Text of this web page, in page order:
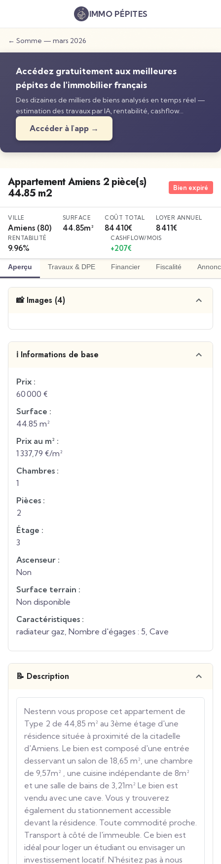
IMMOPÉPITES
← Somme — mars 2026
Accédez gratuitement aux meilleures
pépites de l'immobilier français
Des dizaines de milliers de biens analysés en temps réel —
estimation des travaux par IA, rentabilité, cashflow…
Accéder à l'app →
Appartement Amiens 2 pièce(s)
44.85 m2 Bien expiré
VILLE
Amiens (80)
SURFACE
44.85m²
COÛT TOTAL
84 410€
LOYER ANNUEL
8 411€
RENTABILITÉ
9.96%
CASHFLOW/MOIS
+207€
Aperçu Travaux & DPE Financier Fiscalité
📸 Images (4)
ℹ️ Informations de base
Prix :
60 000 €
Surface :
44.85 m²
Prix au m² :
1 337,79 €/m²
Chambres :
1
Pièces :
2
Étage :
3
Ascenseur :
Non
Surface terrain :
Non disponible
Caractéristiques :
radiateur gaz, Nombre d'égages : 5, Cave
📝 Description
Nestenn vous propose cet appartement de
Type 2 de 44,85 m² au 3ème étage d'une
résidence située à proximité de la citadelle
d'Amiens. Le bien est composé d'une entrée
desservant un salon de 18,65 m², une chambre
de 9,57m² , une cuisine indépendante de 8m²
et une salle de bains de 3,21m² Le bien est
vendu avec une cave. Vous y trouverez
également du stationnement accessible
devant la résidence. Toute commodité proche.
Transport à côté de l'immeuble. Ce bien est
idéal pour loger un étudiant ou envisager un
investissement locatif. N'hésitez pas à nous